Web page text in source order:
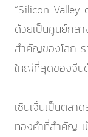
“Silicon Valley
ด้วยเป็นศูนย์กล
สำคัญของโลก ร
ใหญ่ที่สุดของจีน
เซินเจิ้นเป็นตล
ทองคำที่สำคัญ